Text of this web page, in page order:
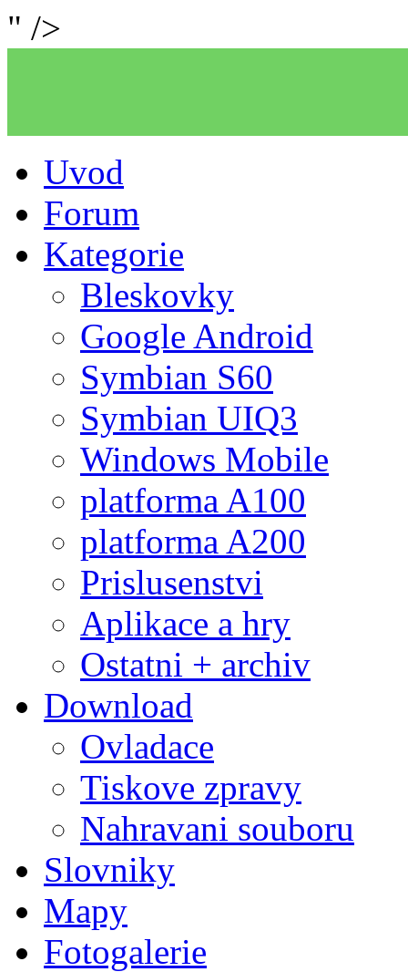
" />
Uvod
Forum
Kategorie
Bleskovky
Google Android
Symbian S60
Symbian UIQ3
Windows Mobile
platforma A100
platforma A200
Prislusenstvi
Aplikace a hry
Ostatni + archiv
Download
Ovladace
Tiskove zpravy
Nahravani souboru
Slovniky
Mapy
Fotogalerie